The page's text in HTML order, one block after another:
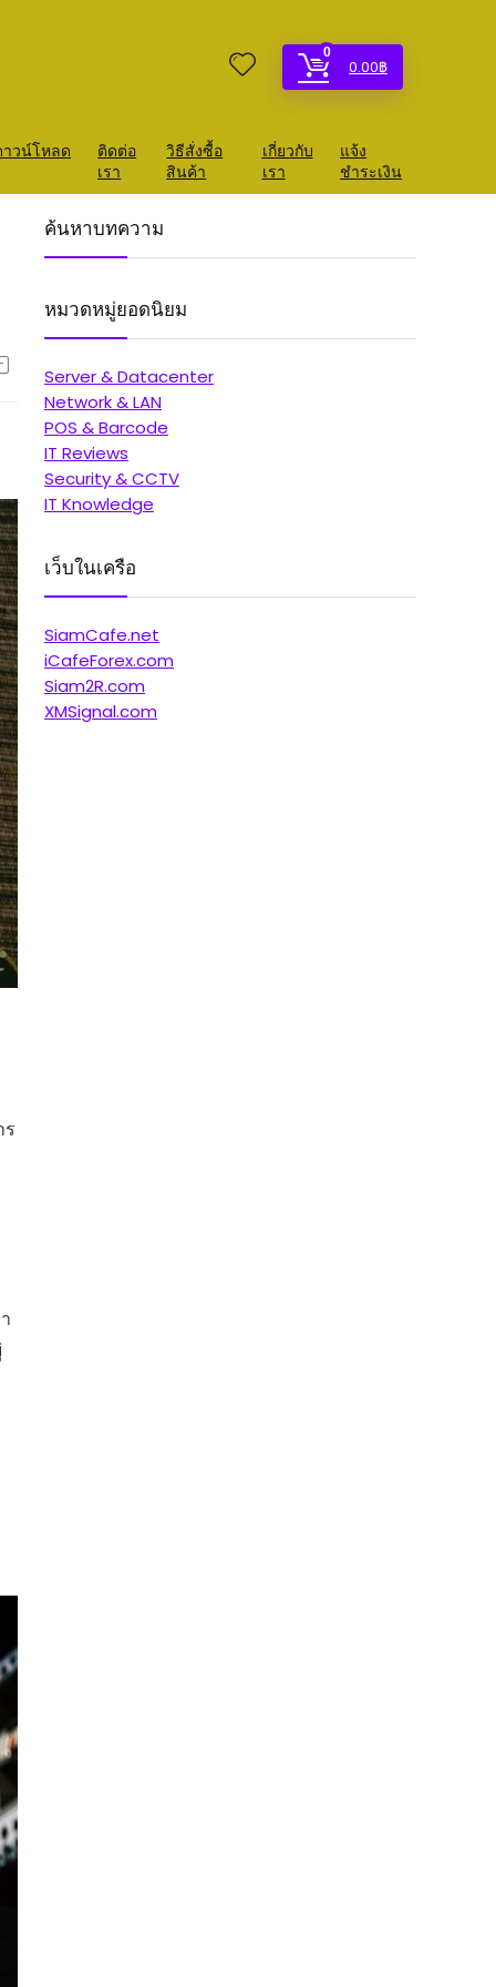
0
0.00฿
วน์โหลด
ติดต่อ
เรา
วิธีสั่งซื้อ
สินค้า
เกี่ยวกับ
เรา
แจ้ง
ชำระเงิน
ค้นหาบทความ
หมวดหมู่ยอดนิยม
Server & Datacenter
Network & LAN
POS & Barcode
IT Reviews
Security & CCTV
IT Knowledge
เว็บในเครือ
SiamCafe.net
iCafeForex.com
Siam2R.com
XMSignal.com